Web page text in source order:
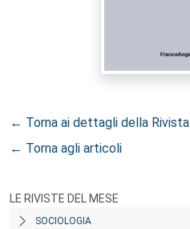
← Torna ai dettagli della Rivista
← Torna agli articoli
LE RIVISTE DEL MESE
SOCIOLOGIA